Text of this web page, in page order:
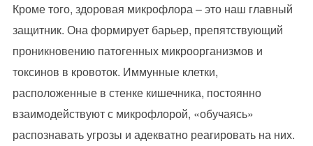
Кроме того, здоровая микрофлора – это наш главный
защитник. Она формирует барьер, препятствующий
проникновению патогенных микроорганизмов и
токсинов в кровоток. Иммунные клетки,
расположенные в стенке кишечника, постоянно
взаимодействуют с микрофлорой, «обучаясь»
распознавать угрозы и адекватно реагировать на них.